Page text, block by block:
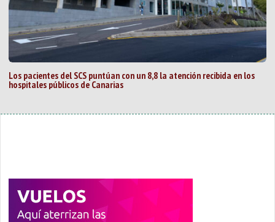
Los pacientes del SCS puntúan con un 8,8 la atención recibida en los
hospitales públicos de Canarias